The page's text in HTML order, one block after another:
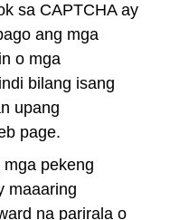
sa CAPTCHA ay
ang mga
o mga
bilang isang
upang
page.
mga pekeng
maaaring
na parirala o